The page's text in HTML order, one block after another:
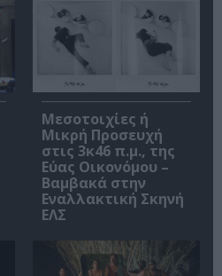
Μεσοτοιχίες ή
Μικρή Προσευχή
στις 3κ46 π.μ., της
Εύας Οικονόμου –
Βαμβακά στην
Εναλλακτική Σκηνή
ΕΛΣ